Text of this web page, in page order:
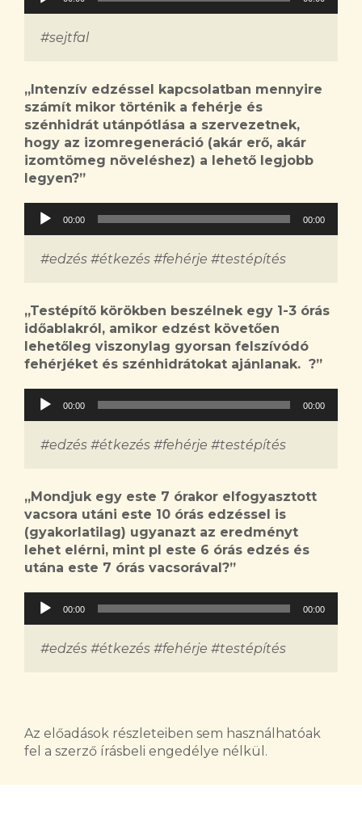
lejátszó
#sejtfal
„Intenzív edzéssel kapcsolatban mennyire
számít mikor történik a fehérje és
szénhidrát utánpótlása a szervezetnek,
hogy az izomregeneráció (akár erő, akár
izomtömeg növeléshez) a lehető legjobb
legyen?”
Audió
lejátszó
00:00 00:00
#edzés #étkezés #fehérje #testépítés
„Testépítő körökben beszélnek egy 1-3 órás
időablakról, amikor edzést követően
lehetőleg viszonylag gyorsan felszívódó
fehérjéket és szénhidrátokat ajánlanak. ?”
Audió
lejátszó
00:00 00:00
#edzés #étkezés #fehérje #testépítés
„Mondjuk egy este 7 órakor elfogyasztott
vacsora utáni este 10 órás edzéssel is
(gyakorlatilag) ugyanazt az eredményt
lehet elérni, mint pl este 6 órás edzés és
utána este 7 órás vacsorával?”
Audió
lejátszó
00:00 00:00
#edzés #étkezés #fehérje #testépítés
Az előadások részleteiben sem használhatóak
fel a szerző írásbeli engedélye nélkül.